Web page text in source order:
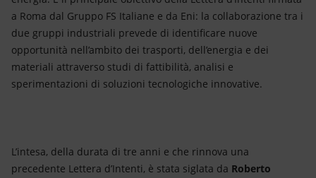
a Roma dal Gruppo FS Italiane e da Eni: la collaborazione tra i
due gruppi industriali prevede di identificare nuove
opportunità nell’ambito dei trasporti, dell’energia e dei
materiali attraverso studi di fattibilità, analisi e
sperimentazioni di soluzioni tecnologiche innovative.
L’intesa, della durata di tre anni e che rinnova una
precedente Lettera d’Intenti, è stata siglata da Roberto